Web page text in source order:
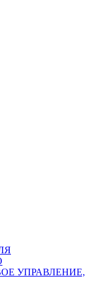
УПРАВЛЕНИЕ,